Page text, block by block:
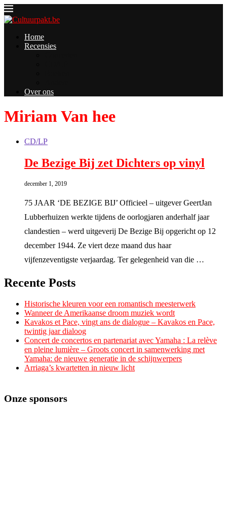
Home
Recensies
Over ons
Miriam Van hee
CD/LP
De Bezige Bij zet Dichters op vinyl
december 1, 2019
75 JAAR ‘DE BEZIGE BIJ’ Officieel – uitgever GeertJan
Lubberhuizen werkte tijdens de oorlogjaren anderhalf jaar
clandestien – werd uitgeverij De Bezige Bij opgericht op 12
december 1944. Ze viert deze maand dus haar
vijfenzeventigste verjaardag. Ter gelegenheid van die …
Recente Posts
Historische kleuren voor een romantisch meesterwerk
Wanneer de Amerikaanse droom muziek wordt
Kavakos et Pace, vingt ans de dialogue – Kavakos en Pace,
twintig jaar dialoog
Concert de concertos en partenariat avec Yamaha : La relève
en pleine lumière – Groots concert in samenwerking met
Yamaha: de nieuwe generatie in de schijnwerpers
Arriaga’s kwartetten in nieuw licht
Onze sponsors